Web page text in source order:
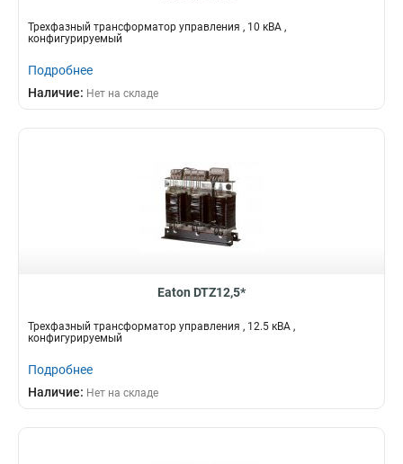
Трехфазный трансформатор управления , 10 кВА ,
конфигурируемый
Подробнее
Наличие: Нет на складе
Eaton DTZ12,5*
Трехфазный трансформатор управления , 12.5 кВА ,
конфигурируемый
Подробнее
Наличие: Нет на складе